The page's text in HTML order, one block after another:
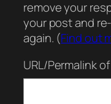
remove your
your post and
again. (Find out
URL/Permalink